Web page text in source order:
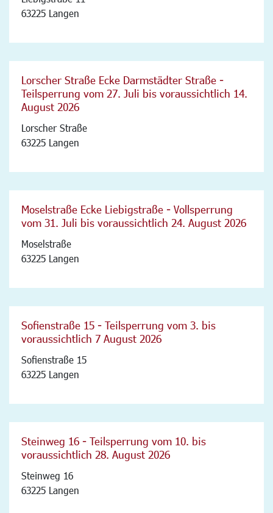
63225 Langen
Lorscher Straße Ecke Darmstädter Straße -
Teilsperrung vom 27. Juli bis voraussichtlich 14.
August 2026
Lorscher Straße
63225 Langen
Moselstraße Ecke Liebigstraße - Vollsperrung
vom 31. Juli bis voraussichtlich 24. August 2026
Moselstraße
63225 Langen
Sofienstraße 15 - Teilsperrung vom 3. bis
voraussichtlich 7 August 2026
Sofienstraße 15
63225 Langen
Steinweg 16 - Teilsperrung vom 10. bis
voraussichtlich 28. August 2026
Steinweg 16
63225 Langen